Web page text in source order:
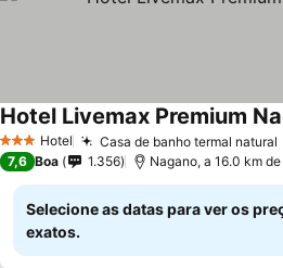
3 EstrelasHotel Casa de banho termal natural
Hotel Livemax Premium
7,6 Boa 1.356 Nagano, a 16.0 km
Selecione as datas para ver os
exatos.